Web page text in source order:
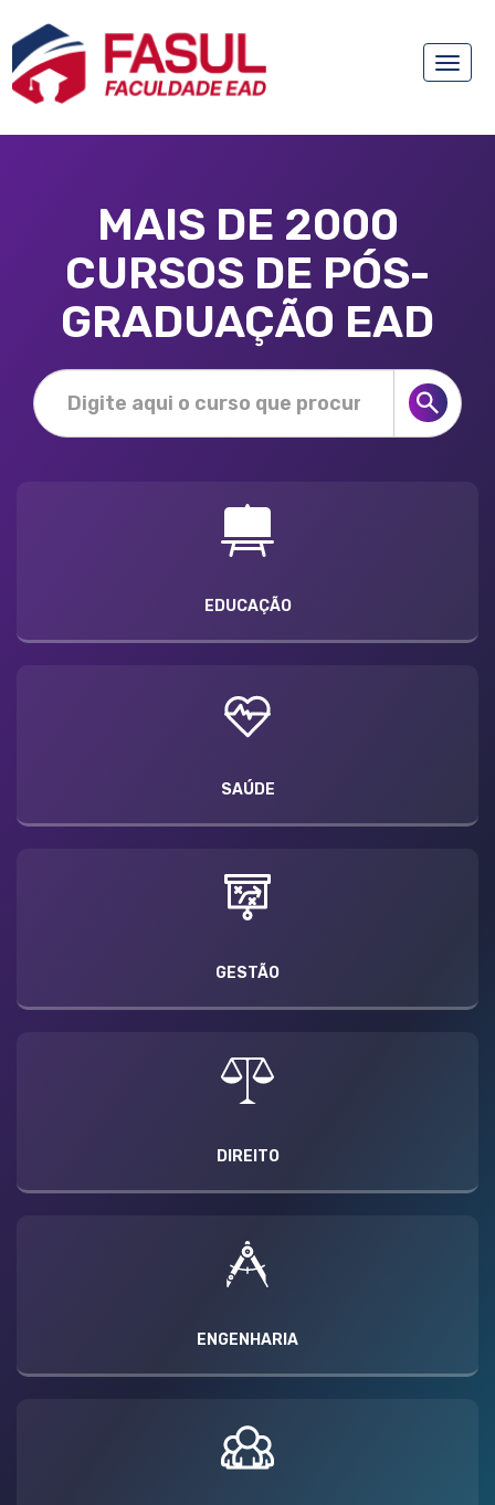
Toggle
MAIS DE 2000
CURSOS DE PÓS-
GRADUAÇÃO EAD
EDUCAÇÃO
SAÚDE
GESTÃO
DIREITO
ENGENHARIA